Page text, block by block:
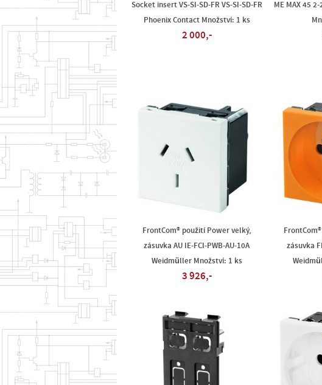
Socket insert VS-SI-SD-FR VS-SI-SD-FR
Phoenix Contact Množství: 1 ks
2 000,-
ME MAX 45
FrontCom® použití Power velký,
zásuvka AU IE-FCI-PWB-AU-10A
Weidmüller Množství: 1 ks
3 926,-
zásuvka